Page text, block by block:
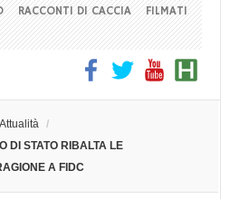
RACCONTI DI CACCIA
FILMATI
Attualità /
DI STATO RIBALTA LE
A FIDC